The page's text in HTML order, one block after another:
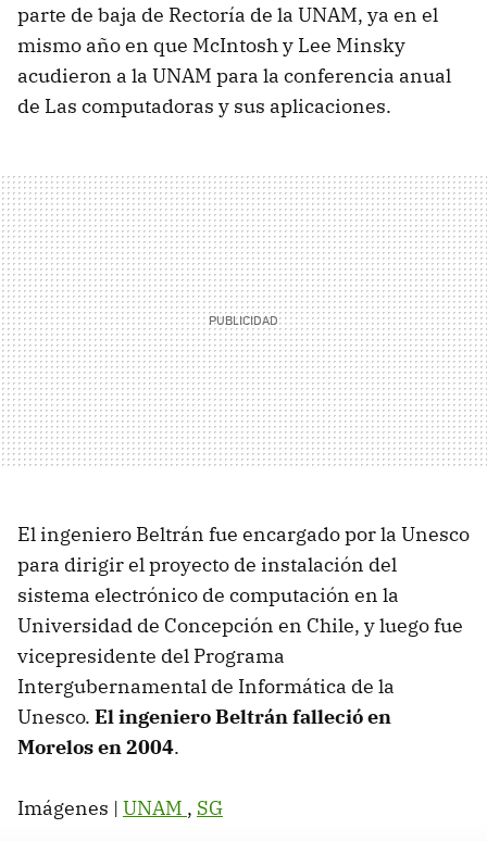
parte de baja de Rectoría de la UNAM, ya en el
mismo año en que McIntosh y Lee Minsky
acudieron a la UNAM para la conferencia anual
de Las computadoras y sus aplicaciones.
El ingeniero Beltrán fue encargado por la Unesco
para dirigir el proyecto de instalación del
sistema electrónico de computación en la
Universidad de Concepción en Chile, y luego fue
vicepresidente del Programa
Intergubernamental de Informática de la
Unesco. El ingeniero Beltrán falleció en
Morelos en 2004.
Imágenes | UNAM , SG